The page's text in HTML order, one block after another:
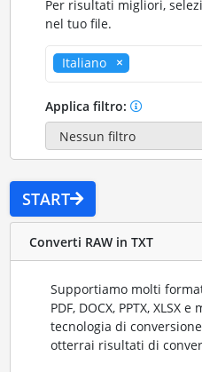
Per risultati migliori,
nel tuo file.
Italiano
Applica filtro:
START
Converti RAW in TXT
Supportiamo molti
PDF, DOCX, PPTX,
tecnologia di
otterrai risultati di